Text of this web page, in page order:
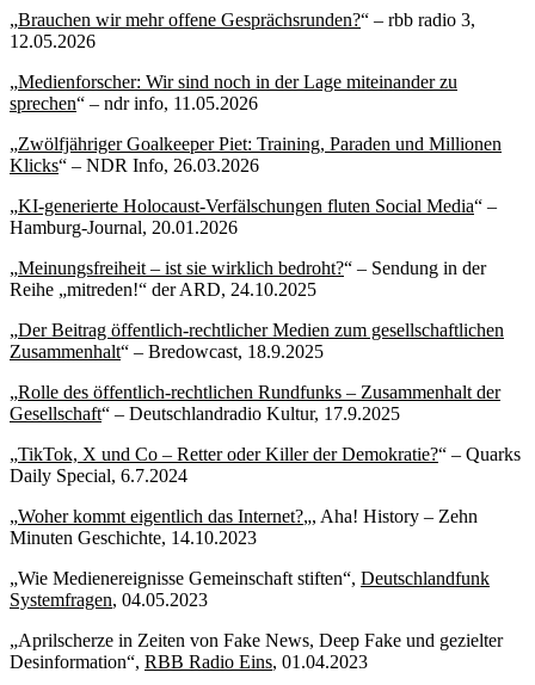
„Brauchen wir mehr offene Gesprächsrunden?“ – rbb radio 3,
12.05.2026
„Medienforscher: Wir sind noch in der Lage miteinander zu
sprechen“ – ndr info, 11.05.2026
„Zwölfjähriger Goalkeeper Piet: Training, Paraden und Millionen
Klicks“ – NDR Info, 26.03.2026
„KI-generierte Holocaust-Verfälschungen fluten Social Media“ –
Hamburg-Journal, 20.01.2026
„Meinungsfreiheit – ist sie wirklich bedroht?“ – Sendung in der
Reihe „mitreden!“ der ARD, 24.10.2025
„Der Beitrag öffentlich-rechtlicher Medien zum gesellschaftlichen
Zusammenhalt“ – Bredowcast, 18.9.2025
„Rolle des öffentlich-rechtlichen Rundfunks – Zusammenhalt der
Gesellschaft“ – Deutschlandradio Kultur, 17.9.2025
„TikTok, X und Co – Retter oder Killer der Demokratie?“ – Quarks
Daily Special, 6.7.2024
„Woher kommt eigentlich das Internet?„, Aha! History – Zehn
Minuten Geschichte, 14.10.2023
„Wie Medienereignisse Gemeinschaft stiften“, Deutschlandfunk
Systemfragen, 04.05.2023
„Aprilscherze in Zeiten von Fake News, Deep Fake und gezielter
Desinformation“, RBB Radio Eins, 01.04.2023